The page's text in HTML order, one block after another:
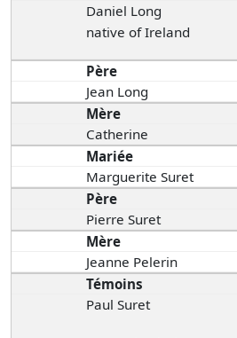
Daniel Long
native of Ireland
Père
Jean Long
Mère
Catherine
Mariée
Marguerite Suret
Père
Pierre Suret
Mère
Jeanne Pelerin
Témoins
Paul Suret